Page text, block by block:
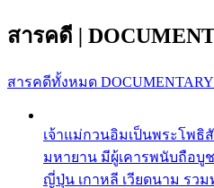
สารคดี |
สารคดีทั้งหมด
เจ้าแม่กวนอิมเป็นพระโพ
มหายาน มีผู้เคารพนับถือบู
ญี่ปุ่น เกาหลี เวียดนาม รว